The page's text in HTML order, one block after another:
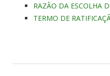
RAZÃO DA ESCOLHA
TERMO DE